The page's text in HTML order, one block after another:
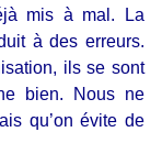
mis à mal. La
à des erreurs.
ils se sont
bien. Nous ne
qu’on évite de